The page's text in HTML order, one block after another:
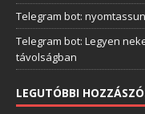
Telegram bot:
Telegram bot: Legyen
távolságban
LEGUTÓBBI